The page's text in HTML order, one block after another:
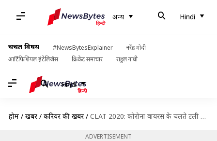
अन्य Hindi
चर्चित विषय #NewsBytesExplainer
नरेंद्र मोदी
आर्टिफिशियल इंटेलिजेंस
क्रिकेट समाचार राहुल गांधी
Hindi
होम / खबरें / करियर की खबरें / CLAT 2020: कोरोना वायरस के चलते टली परीक्षा, जारी हुई नई तिथि
ADVERTISEMENT